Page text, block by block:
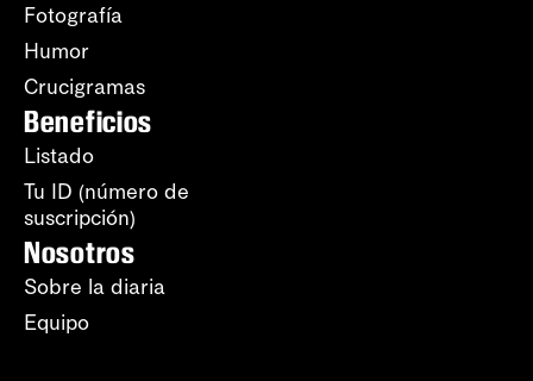
Fotografía
Humor
Crucigramas
Beneficios
Listado
Tu ID (número de
suscripción)
Nosotros
Sobre la diaria
Equipo